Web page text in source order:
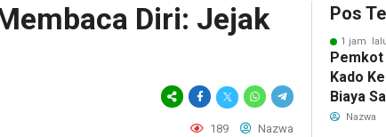
Diri: Jejak
189 Nazwa
Pos
1 jam
Kado
Biaya
AirNazwa